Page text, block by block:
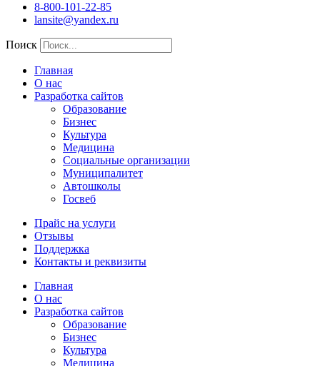
8-800-101-22-85
lansite@yandex.ru
Поиск
Главная
О нас
Разработка сайтов
Образование
Бизнес
Культура
Медицина
Социальные организации
Муниципалитет
Автошколы
Госвеб
Прайс на услуги
Отзывы
Поддержка
Контакты и реквизиты
Главная
О нас
Разработка сайтов
Образование
Бизнес
Культура
Медицина